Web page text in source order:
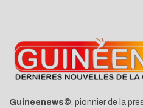
Guineenews©, pionnier de la